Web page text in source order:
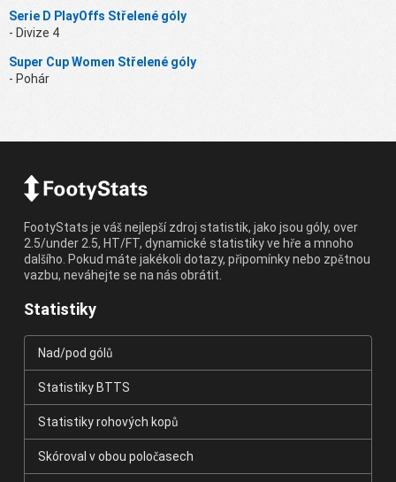
Serie D PlayOffs Střelené góly
- Divize 4
Super Cup Women Střelené góly
- Pohár
FootyStats je váš nejlepší zdroj statistik, jako jsou góly, over
2.5/under 2.5, HT/FT, dynamické statistiky ve hře a mnoho
dalšího. Pokud máte jakékoli dotazy, připomínky nebo zpětnou
vazbu, neváhejte se na nás obrátit.
Statistiky
Nad/pod gólů
Statistiky BTTS
Statistiky rohových kopů
Skóroval v obou poločasech